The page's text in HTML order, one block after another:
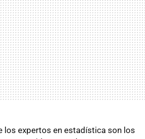
los expertos en estadística son los